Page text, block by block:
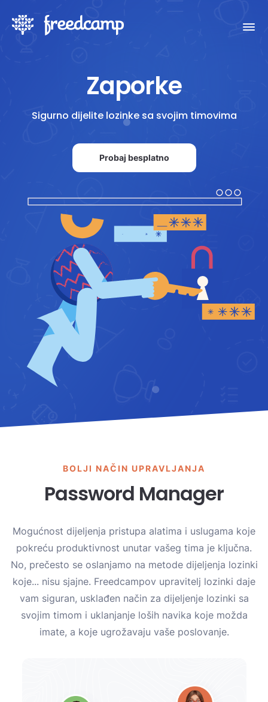
Zaporke
Sigurno dijelite lozinke sa svojim timovima
Probaj besplatno
BOLJI NAČIN UPRAVLJANJA
Password Manager
Mogućnost dijeljenja pristupa alatima i uslugama koje
pokreću produktivnost unutar vašeg tima je ključna.
No, prečesto se oslanjamo na metode dijeljenja lozinki
koje... nisu sjajne. Freedcampov upravitelj lozinki daje
vam siguran, usklađen način za dijeljenje lozinki sa
svojim timom i uklanjanje loših navika koje možda
imate, a koje ugrožavaju vaše poslovanje.